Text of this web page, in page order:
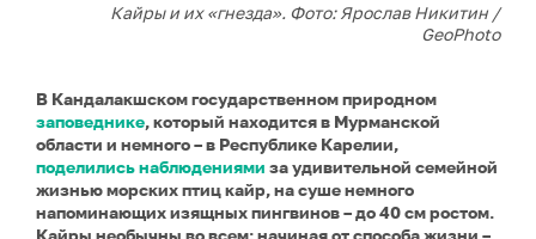
Кайры и их «гнезда». Фото: Ярослав Никитин /
GeoPhoto
В Кандалакшском государственном природном
заповеднике, который находится в Мурманской
области и немного – в Республике Карелии,
поделились наблюдениями за удивительной семейной
жизнью морских птиц кайр, на суше немного
напоминающих изящных пингвинов – до 40 см ростом.
Кайры необычны во всем: начиная от способа жизни –